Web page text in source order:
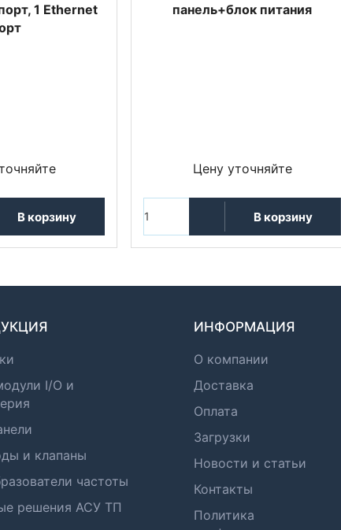
1 Ethernet
В корзину
панель+блок питания
Цену уточняйте
В корзину
I/O и
и клапаны
частоты
решения АСУ ТП
ИНФОРМАЦИЯ
О компании
Доставка
Оплата
Загрузки
Новости и статьи
Контакты
Политика